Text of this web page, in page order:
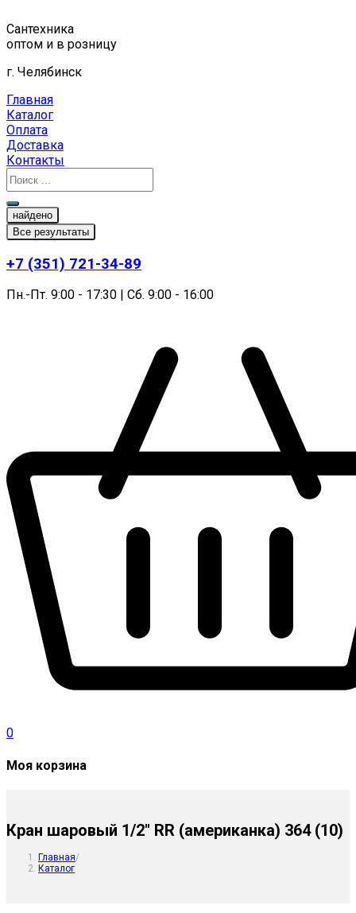
к
содержимому
Сантехника
оптом и в розницу
г. Челябинск
Главная
Каталог
Оплата
Доставка
Контакты
найдено
Все результаты
+7 (351) 721-34-89
Пн.-Пт. 9:00 - 17:30 | Сб. 9:00 - 16:00
0
Моя корзина
Кран шаровый 1/2″ RR (американка) 364 (10)
Главная/
Каталог